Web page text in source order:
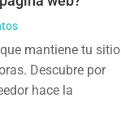
mantiene tu sitio
Descubre por
hace la